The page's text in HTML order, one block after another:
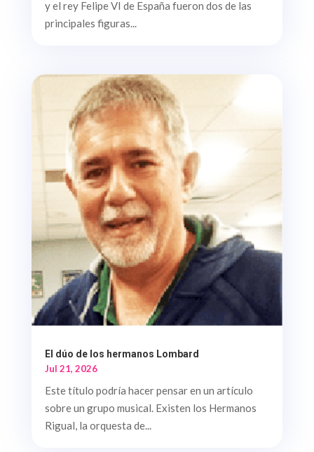
y el rey Felipe VI de España fueron dos de las
principales figuras...
El dúo de los hermanos Lombard
Jul 21, 2026
Este título podría hacer pensar en un artículo
sobre un grupo musical. Existen los Hermanos
Rigual, la orquesta de...